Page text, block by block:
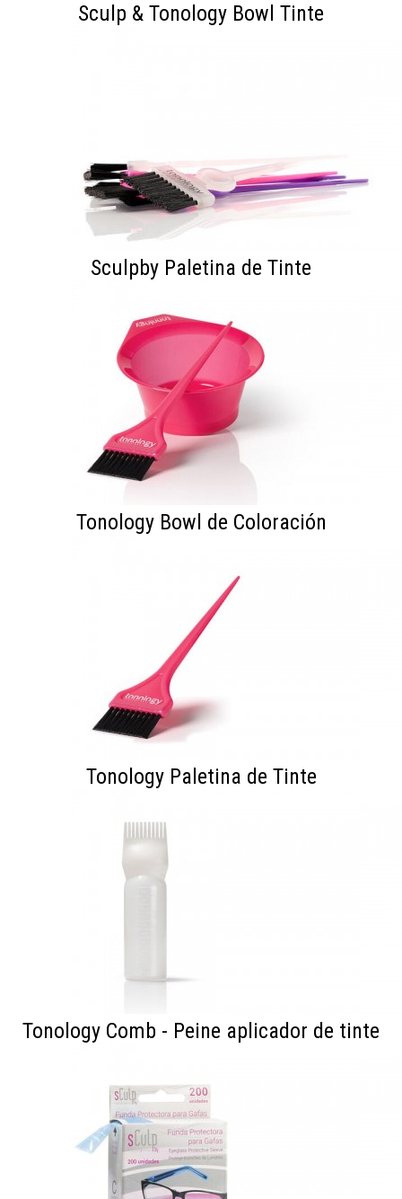
Sculp & Tonology Bowl Tinte
Sculpby Paletina de Tinte
Tonology Bowl de Coloración
Tonology Paletina de Tinte
Tonology Comb - Peine aplicador de tinte